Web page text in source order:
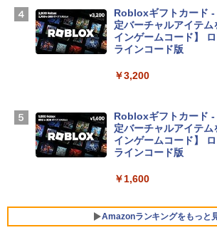
TB SSD、12MPセンタ
ラ、Touch ID - スカ
AppleCare+ for 13イ
(M5)|ダウンロード版
￥331,701
【Amazon.co.jp限定
ン 15-fd 15.6インチ
SSD インテル Core 5
￥129,800
ersonal/Copilotキー搭
Core i5/16GB/SSD
Robloxギフトカード
定バーチャルアイテム
インゲームコード】
ラインコード版
￥3,200
Robloxギフトカード
定バーチャルアイテム
インゲームコード】
ラインコード版
￥1,600
Amazonランキングをもっと